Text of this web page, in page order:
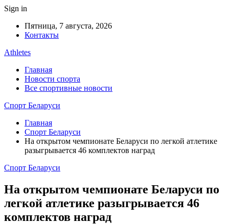
Sign in
Пятница, 7 августа, 2026
Контакты
Athletes
Главная
Новости спорта
Все спортивные новости
Спорт Беларуси
Главная
Спорт Беларуси
На открытом чемпионате Беларуси по легкой атлетике
разыгрывается 46 комплектов наград
Спорт Беларуси
На открытом чемпионате Беларуси по
легкой атлетике разыгрывается 46
комплектов наград